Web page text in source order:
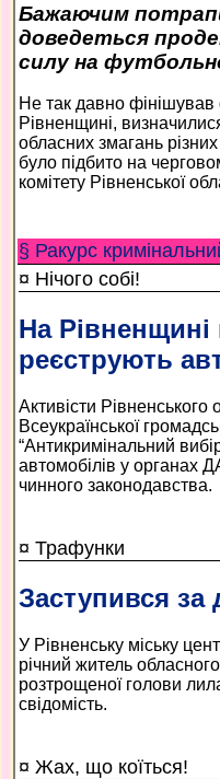
Бажаючим
доведеться
силу на
Не так давно
Рівненщині,
обласних змагань
було підбито на
комітету Рівненської
§ Ракурс
¤ Нічого собі!
На Рівненщині
реєструють
Активісти Рівненського
Всеукраїнської
“Антикримінальний
автомобілів у органах
чинного законодавства.
¤ Трафунки
Заступився за
У Рівненську міську
річний житель
розтрощеної голови
свідомість.
¤ Жах, що коїться!